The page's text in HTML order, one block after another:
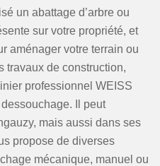
un abattage d’arbre ou
sur votre propriété, et
aménager votre terrain ou
travaux de construction,
professionnel WEISS
Il peut
mais aussi dans ses
propose de diverses
mécanique, manuel ou